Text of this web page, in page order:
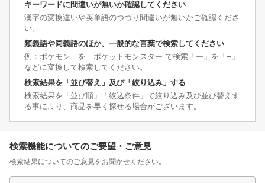
キーワードに間違いが無いか確認してください
漢字の変換違いや英単語のつづり間違いが無いかご確認くださ
い。
類義語や同義語のほか、一般的な言葉で検索してください
例：ポケモン を ポケットモンスター で検索「ー」を「−」
などに変換して検索してください。
検索結果を「並び替え」及び「絞り込み」する
検索結果を「並び順」「絞込条件」で絞り込み及び並び替えす
る事により、商品を早く探せる場合がございます。
検索機能についてのご要望・ご意見
検索結果についてのご意見をお聞かせください。